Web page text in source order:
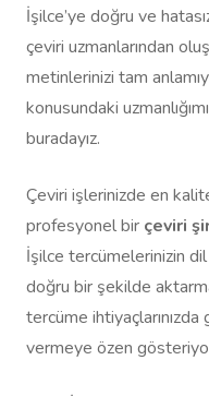
İşilce’ye doğru ve
çeviri uzmanlarından
metinlerinizi tam
konusundaki
buradayız.
Çeviri işlerinizde en
profesyonel bir çeviri
İşilce tercümelerinizin dil
doğru bir şekilde
tercüme
vermeye özen